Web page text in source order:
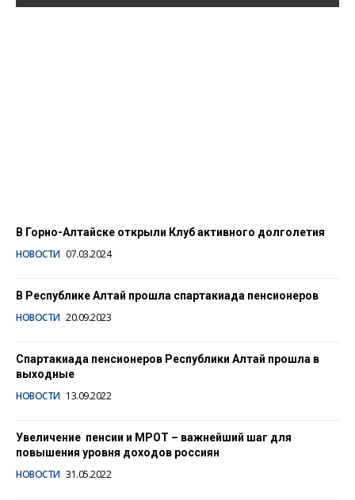
В Горно-Алтайске открыли Клуб активного долголетия
НОВОСТИ 07.03.2024
В Республике Алтай прошла спартакиада пенсионеров
НОВОСТИ 20.09.2023
Спартакиада пенсионеров Республики Алтай прошла в
выходные
НОВОСТИ 13.09.2022
Увеличение пенсии и МРОТ – важнейший шаг для
повышения уровня доходов россиян
НОВОСТИ 31.05.2022